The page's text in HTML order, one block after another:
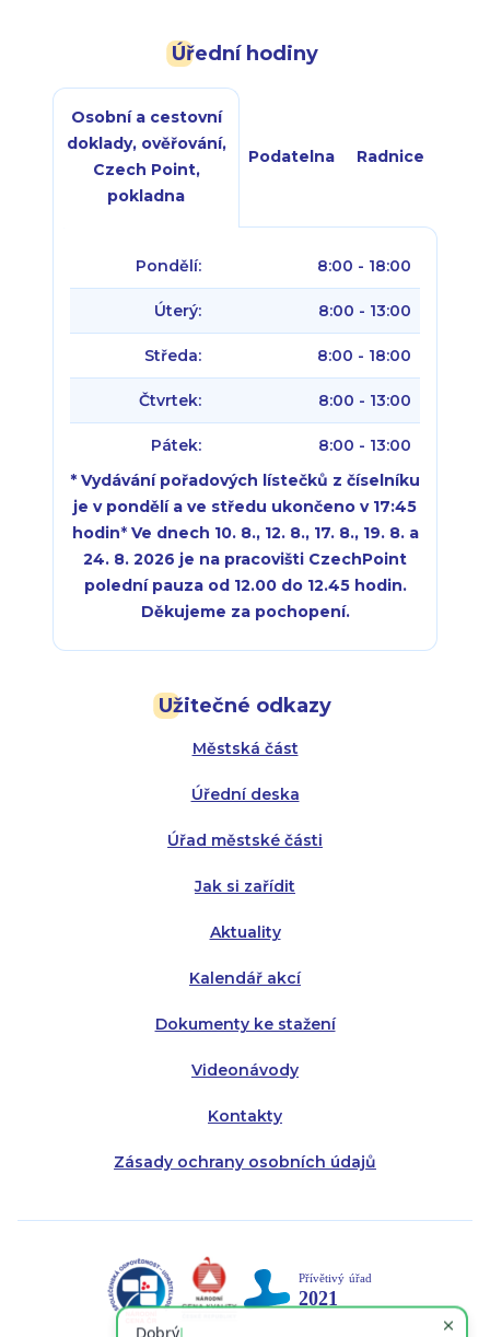
Užitečné odkazy
Městská část
Úřední deska
Úřad městské části
Jak si zařídit
Aktuality
Kalendář akcí
Dokumenty ke stažení
Videonávody
Kontakty
Zásady ochrany osobních údajů
Úřední hodiny
Osobní a cestovní
doklady, ověřování,
Czech Point,
pokladna
Podatelna Radnice
Pondělí: 8:00 - 18:00
Úterý: 8:00 - 13:00
Středa: 8:00 - 18:00
Čtvrtek: 8:00 - 13:00
Pátek:
8:00 - 13:00
* Vydávání pořadových lístečků z číselníku
je v pondělí a ve středu ukončeno v 17:45
hodin* Ve dnech 10. 8., 12. 8., 17. 8., 19. 8. a
24. 8. 2026 je na pracovišti CzechPoint
polední pauza od 12.00 do 12.45 hodin.
Děkujeme za pochopení.
Úterý:
Středa:
Čtvrtek:
Pátek:
Úterý:
Středa:
Čtvrtek: